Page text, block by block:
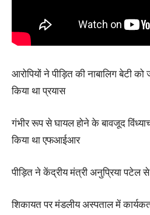
आरोपियों ने पीड़ित की नाबालिग बेटी
किया था प्रयास
गंभीर रूप से घायल होने के बावजूद
किया था एफआईआर
पीड़ित ने केंद्रीय मंत्री अनुप्रिया पटेल
शिकायत पर मंडलीय अस्पताल में